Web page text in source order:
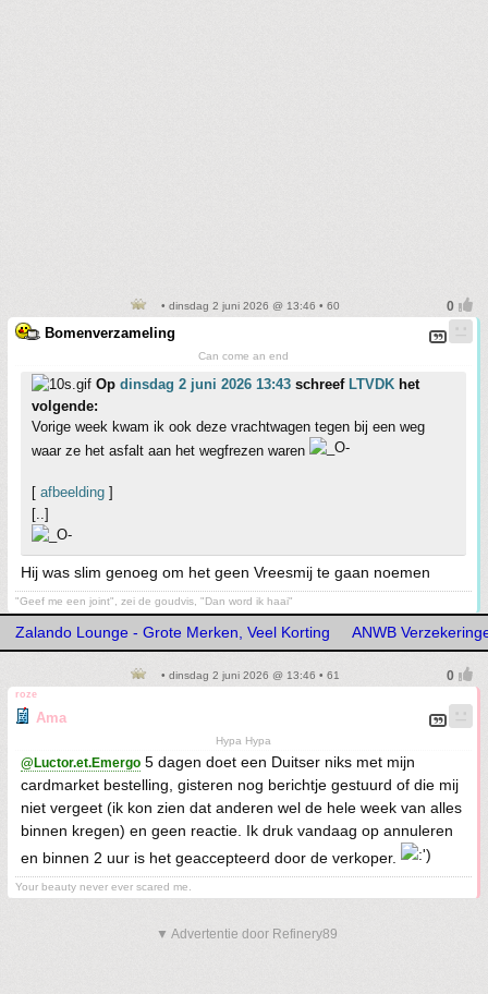
• dinsdag 2 juni 2026 @ 13:46 • 60
Bomenverzameling
Can come an end
Op dinsdag 2 juni 2026 13:43 schreef LTVDK het
volgende:
Vorige week kwam ik ook deze vrachtwagen tegen bij een weg
waar ze het asfalt aan het wegfrezen waren
[ afbeelding ]
[..]
Hij was slim genoeg om het geen Vreesmij te gaan noemen
"Geef me een joint", zei de goudvis, "Dan word ik haai"
Zalando Lounge - Grote Merken, Veel Korting ANWB
• dinsdag 2 juni 2026 @ 13:46 • 61
roze
Ama
Hypa Hypa
@Luctor.et.Emergo 5 dagen doet een Duitser niks met mijn
cardmarket bestelling, gisteren nog berichtje gestuurd of die mij
niet vergeet (ik kon zien dat anderen wel de hele week van alles
binnen kregen) en geen reactie. Ik druk vandaag op annuleren
en binnen 2 uur is het geaccepteerd door de verkoper.
Your beauty never ever scared me.
▼ Advertentie door Refinery89